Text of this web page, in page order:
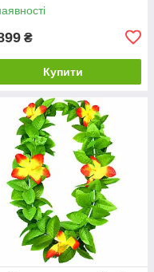
₴
Купити